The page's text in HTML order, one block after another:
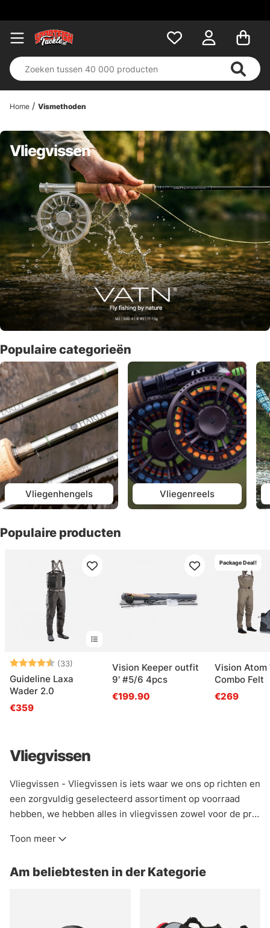
Home Vismethoden
Vliegvissen
Populaire categorieën
Vliegenhengels Vliegenreels
Populaire producten
Beoordeling:
(33)
4.6 uit 5 sterren
Guideline Laxa
Wader 2.0
€359
Vision Keeper outfit
9' #5/6 4pcs
€199.90
Package Deal!
Vision Atom
Combo Felt
€269
Vliegvissen
Vliegvissen - Vliegvissen is iets waar we ons op richten en
een zorgvuldig geselecteerd assortiment op voorraad
hebben, we hebben alles in vliegvissen zowel voor de pro
assortiment vliegbindmaterialen, vliegvishengels,
en alles wat een vliegvisser verder nog nodig heeft. Wij
en accessoires van fabrikanten als Vision, Simms,
Toon meer
Am beliebtesten in der Kategorie